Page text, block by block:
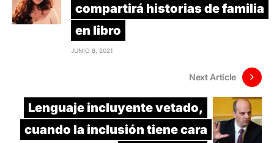
compartirá historias de familia
en libro
JUNIO 8, 2021
Next Article
Lenguaje incluyente vetado,
cuando la inclusión tiene cara